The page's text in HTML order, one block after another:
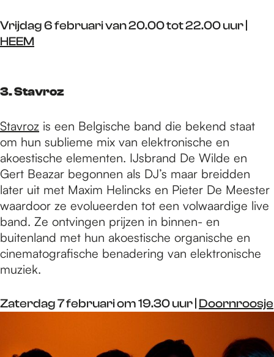
Vrijdag 6 februari van 20.00 tot 22.00 uur |
HEEM
3. Stavroz
Stavroz is een Belgische band die bekend staat
om hun sublieme mix van elektronische en
akoestische elementen. IJsbrand De Wilde en
Gert Beazar begonnen als DJ’s maar breidden
later uit met Maxim Helincks en Pieter De Meester
waardoor ze evolueerden tot een volwaardige live
band. Ze ontvingen prijzen in binnen- en
buitenland met hun akoestische organische en
cinematografische benadering van elektronische
muziek.
Zaterdag 7 februari om 19.30 uur | Doornroosje